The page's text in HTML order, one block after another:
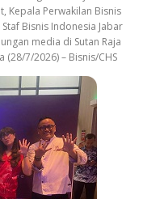
Kepala Perwakilan Bisnis
Bisnis Indonesia Jabar
media di Sutan Raja
(28/7/2026) – Bisnis/CHS